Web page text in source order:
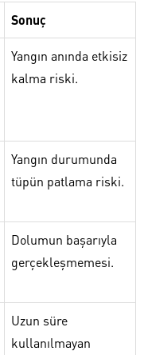
Sonuç
Yangın anında etkisiz
kalma riski.
Yangın durumunda
tüpün patlama riski.
Dolumun başarıyla
gerçekleşmemesi.
Uzun süre
kullanılmayan